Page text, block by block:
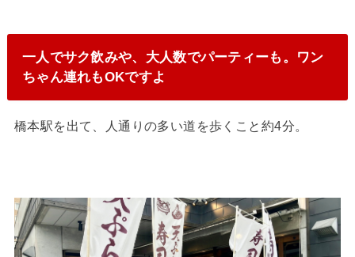
一人でサク飲みや、大人数でパーティーも。ワン
ちゃん連れもOKですよ
橋本駅を出て、人通りの多い道を歩くこと約4分。